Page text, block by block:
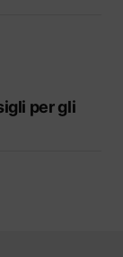
per gli